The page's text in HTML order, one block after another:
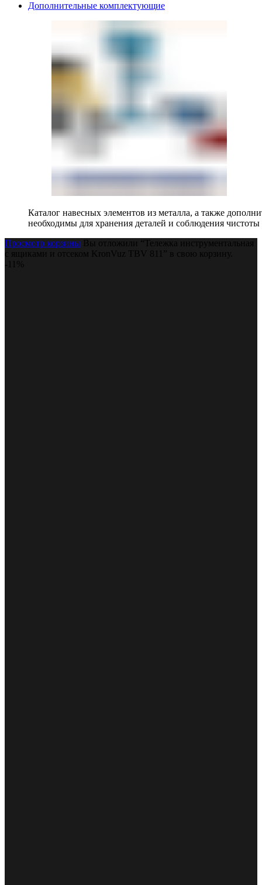
Дополнительные комплектующие
Каталог навесных элементов из металла, а также
необходимы для хранения деталей и соблюдения чистоты
Просмотр корзины Вы отложили “Тележка инструментальная
с ящиками и отсеком KronVuz TBV 811” в свою корзину.
-11%